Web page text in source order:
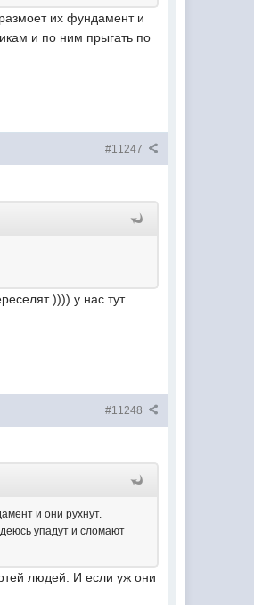
их фундамент и
и по ним прыгать по
#11247
)))) у нас тут
#11248
и они рухнут.
упадут и сломают
людей. И если уж они